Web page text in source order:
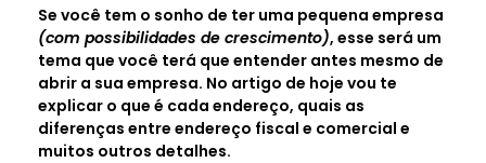
Se você tem o sonho de ter uma pequena empresa
(com possibilidades de crescimento), esse será um
tema que você terá que entender antes mesmo de
abrir a sua empresa. No artigo de hoje vou te
explicar o que é cada endereço, quais as
diferenças entre endereço fiscal e comercial e
muitos outros detalhes.